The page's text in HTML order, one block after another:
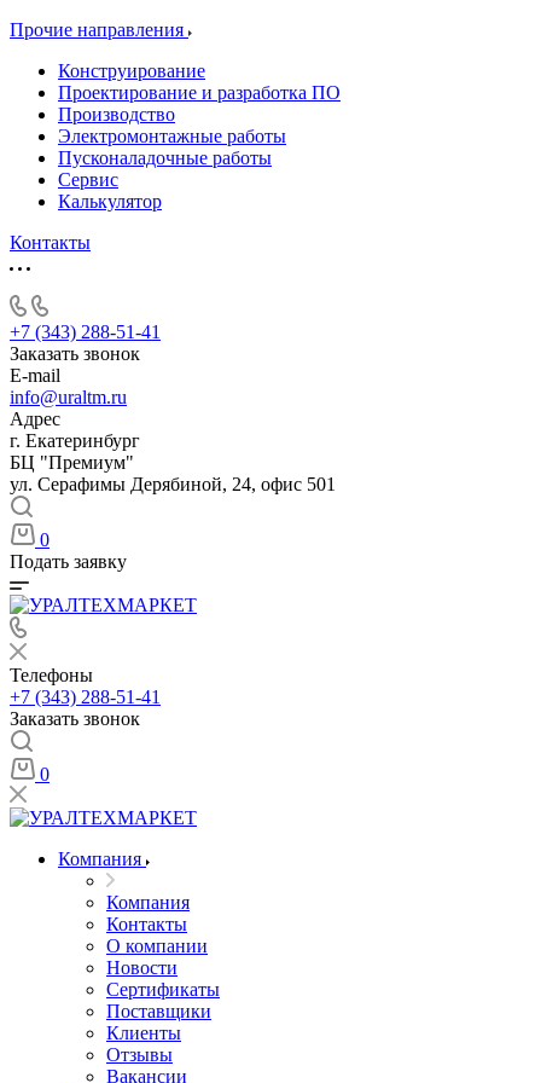
Прочие направления
Конструирование
Проектирование и разработка ПО
Производство
Электромонтажные работы
Пусконаладочные работы
Сервис
Калькулятор
Контакты
+7 (343) 288-51-41
Заказать звонок
E-mail
info@uraltm.ru
Адрес
г. Екатеринбург
БЦ "Премиум"
ул. Серафимы Дерябиной, 24, офис 501
0
Подать заявку
Телефоны
+7 (343) 288-51-41
Заказать звонок
0
Компания
Компания
Контакты
О компании
Новости
Сертификаты
Поставщики
Клиенты
Отзывы
Вакансии